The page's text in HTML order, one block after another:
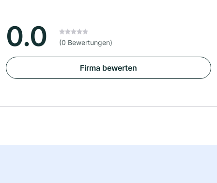
0.0 (0 Bewertungen)
Firma bewerten